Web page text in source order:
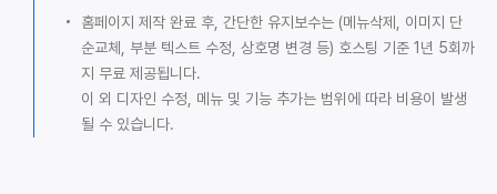
홈페이지 제작 완료 후, 간단한 유지보수는 (메뉴삭제, 이미지 단
순교체, 부분 텍스트 수정, 상호명 변경 등) 호스팅 기준 1년 5회까
지 무료 제공됩니다.
이 외 디자인 수정, 메뉴 및 기능 추가는 범위에 따라 비용이 발생
될 수 있습니다.